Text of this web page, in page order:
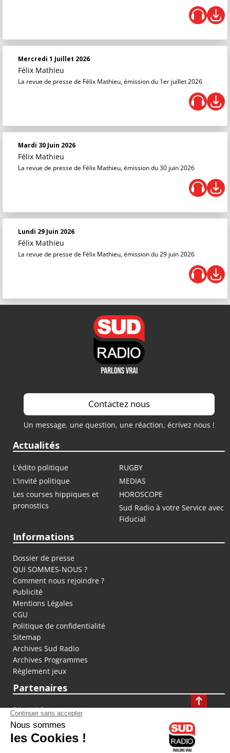
Mercredi 1 Juillet 2026
Félix Mathieu
La revue de presse de Félix Mathieu, émission du 1er juillet 2026
Mardi 30 Juin 2026
Félix Mathieu
La revue de presse de Félix Mathieu, émission du 30 juin 2026
Lundi 29 Juin 2026
Félix Mathieu
La revue de presse de Félix Mathieu, émission du 29 juin 2026
Contactez nous
Un message, une question, une réaction, écrivez nous !
Actualités
L'édito politique
RUGBY
L'invité politique
MEDIAS
Les courses hippiques et
pronostics
HOROSCOPE
Sud Radio à votre Service avec
Fiducial
Informations
Dossier de presse
QUI SOMMES-NOUS ?
Comment nous rejoindre ?
Publicité
Mentions Légales
CGU
Politique de confidentialité
Sitemap
Archives Sud Radio
Archives Programmes
Règlement jeux
Partenaires
fiducial.fr
lyoncapitale.fr
olympique-et-lyonnais.com